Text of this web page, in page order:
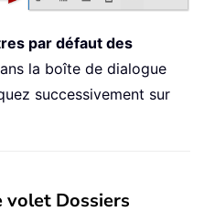
par défaut des
la boîte de dialogue
successivement sur
volet Dossiers